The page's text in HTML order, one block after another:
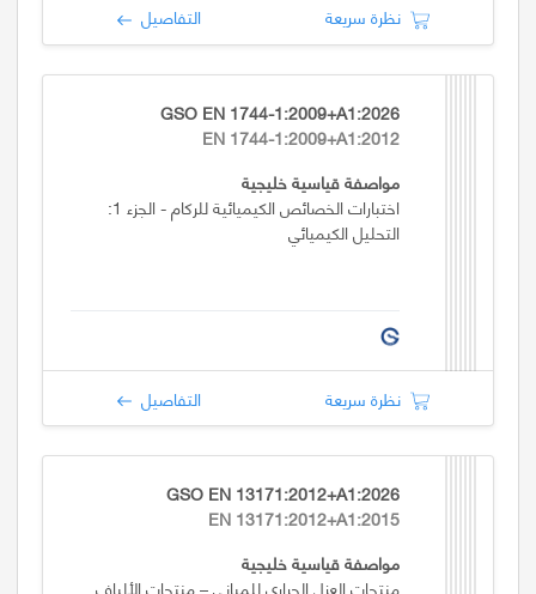
نظرة سريعة التفاصيل
GSO EN 1744-1:2009+A1:2026
EN 1744-1:2009+A1:2012
مواصفة قياسية خليجية
اختبارات الخصائص الكيميائية للركام - الجزء 1:
التحليل الكيميائي
نظرة سريعة التفاصيل
GSO EN 13171:2012+A1:2026
EN 13171:2012+A1:2015
مواصفة قياسية خليجية
منتجات العزل الحراري للمباني – منتجات الألياف